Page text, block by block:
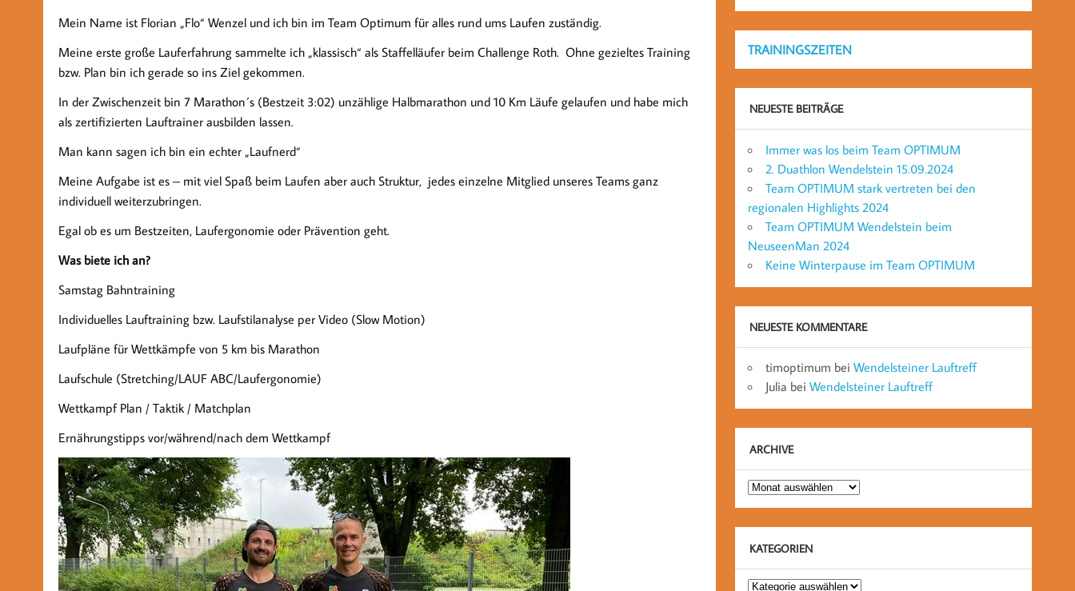
Mein Name ist Florian „Flo“ Wenzel und ich bin im Team Optimum für alles rund ums Laufen zuständig.
Meine erste große Lauferfahrung sammelte ich „klassisch“ als Staffelläufer beim Challenge Roth. Ohne gezieltes Training
bzw. Plan bin ich gerade so ins Ziel gekommen.
In der Zwischenzeit bin 7 Marathon´s (Bestzeit 3:02) unzählige Halbmarathon und 10 Km Läufe gelaufen und habe mich
als zertifizierten Lauftrainer ausbilden lassen.
Man kann sagen ich bin ein echter „Laufnerd“
Meine Aufgabe ist es – mit viel Spaß beim Laufen aber auch Struktur, jedes einzelne Mitglied unseres Teams ganz
individuell weiterzubringen.
Egal ob es um Bestzeiten, Laufergonomie oder Prävention geht.
Was biete ich an?
Samstag Bahntraining
Individuelles Lauftraining bzw. Laufstilanalyse per Video (Slow Motion)
Laufpläne für Wettkämpfe von 5 km bis Marathon
Laufschule (Stretching/LAUF ABC/Laufergonomie)
Wettkampf Plan / Taktik / Matchplan
Ernährungstipps vor/während/nach dem Wettkampf
TRAININGSZEITEN
NEUESTE BEITRÄGE
Immer was los beim Team OPTIMUM
2. Duathlon Wendelstein 15.09.2024
Team OPTIMUM stark vertreten bei den
regionalen Highlights 2024
Team OPTIMUM Wendelstein beim
NeuseenMan 2024
Keine Winterpause im Team OPTIMUM
NEUESTE KOMMENTARE
timoptimum beiWendelsteiner Lauftreff
Julia beiWendelsteiner Lauftreff
ARCHIVE
Archive
KATEGORIEN
Kategorien